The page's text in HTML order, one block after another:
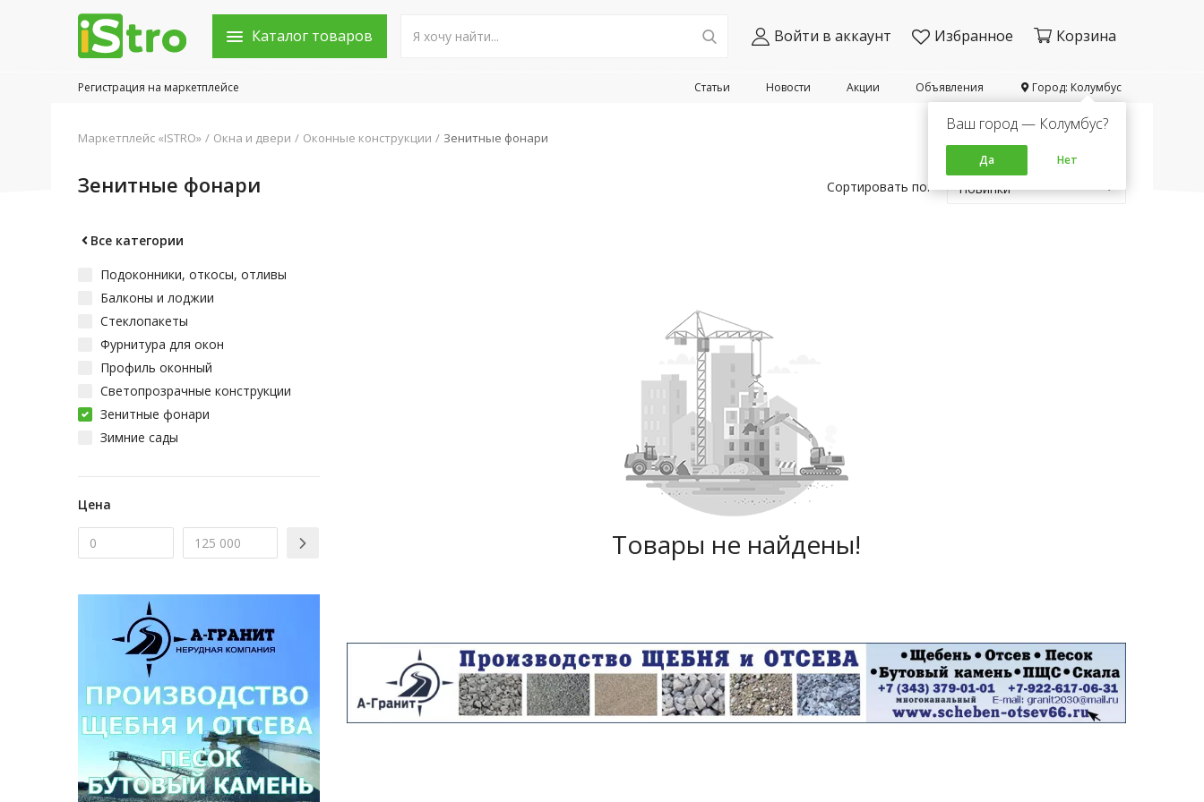
Каталог товаров Войти в аккаунт Избранное Корзина
Город: Колумбус
Ваш город — Колумбус?
Да Нет
Объявления
Акции
Новости
Статьи
Регистрация на маркетплейсе
Объявления
Город: Колумбус
Маркетплейс «ISTRO» Окна и двери Оконные конструкции Зенитные фонари
Зенитные фонари Сортировать по: Новинки
Все категории
Подоконники, откосы, отливы
Балконы и лоджии
Стеклопакеты
Фурнитура для окон
Профиль оконный
Светопрозрачные конструкции
Зенитные фонари
Зимние сады
Цена
Товары не найдены!